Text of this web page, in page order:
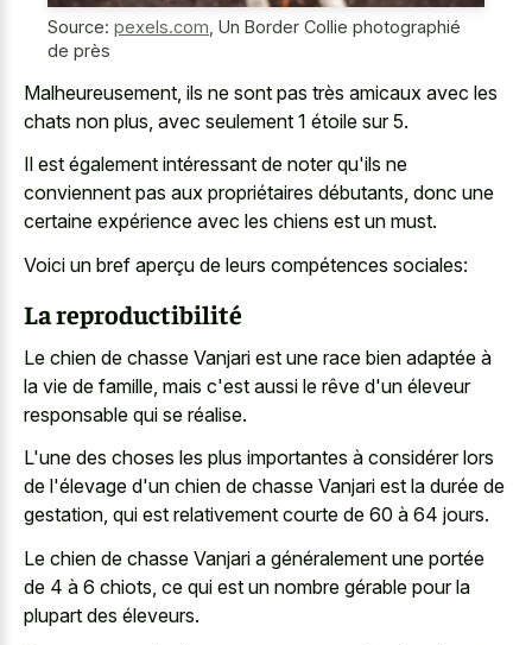
Source: pexels.com Un Border Collie photographié
de près
Malheureusement, ils ne sont pas très amicaux avec les
chats non plus, avec seulement 1 étoile sur 5.
Il est également intéressant de noter qu'ils ne
conviennent pas aux propriétaires débutants, donc une
certaine expérience avec les chiens est un must.
Voici un bref aperçu de leurs compétences sociales:
La reproductibilité
Le chien de chasse Vanjari est une race bien adaptée à
la vie de famille, mais c'est aussi le rêve d'un éleveur
responsable qui se réalise.
L'une des choses les plus importantes à considérer lors
de l'élevage d'un chien de chasse Vanjari est la durée de
gestation, qui est relativement courte de 60 à 64 jours.
Le chien de chasse Vanjari a généralement une portée
de 4 à 6 chiots, ce qui est un nombre gérable pour la
plupart des éleveurs.